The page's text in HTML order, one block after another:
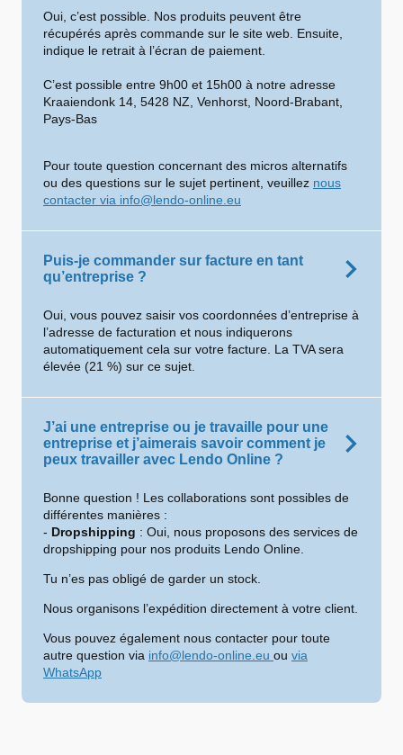
Oui, c’est possible. Nos produits peuvent être
récupérés après commande sur le site web. Ensuite,
indique le retrait à l’écran de paiement.
C’est possible entre 9h00 et 15h00 à notre adresse
Kraaiendonk 14, 5428 NZ, Venhorst, Noord-Brabant,
Pays-Bas
Pour toute question concernant des micros alternatifs
ou des questions sur le sujet pertinent, veuillez nous
contacter via info@lendo-online.eu
Puis-je commander sur facture en tant
qu’entreprise ?
Oui, vous pouvez saisir vos coordonnées d’entreprise à
l’adresse de facturation et nous indiquerons
automatiquement cela sur votre facture. La TVA sera
élevée (21 %) sur ce sujet.
J’ai une entreprise ou je travaille pour une
entreprise et j’aimerais savoir comment je
peux travailler avec Lendo Online ?
Bonne question ! Les collaborations sont possibles de
différentes manières :
- Dropshipping : Oui, nous proposons des services de
dropshipping pour nos produits Lendo Online.
Tu n’es pas obligé de garder un stock.
Nous organisons l’expédition directement à votre client.
Vous pouvez également nous contacter pour toute
autre question via info@lendo-online.eu ou via
WhatsApp